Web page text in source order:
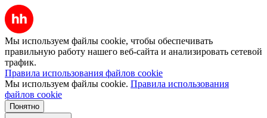
Мы используем файлы cookie, чтобы обеспечивать
правильную работу нашего веб-сайта и анализировать сетевой
трафик.
Правила использования файлов cookie
Мы используем файлы cookie. Правила использования
файлов cookie
Понятно